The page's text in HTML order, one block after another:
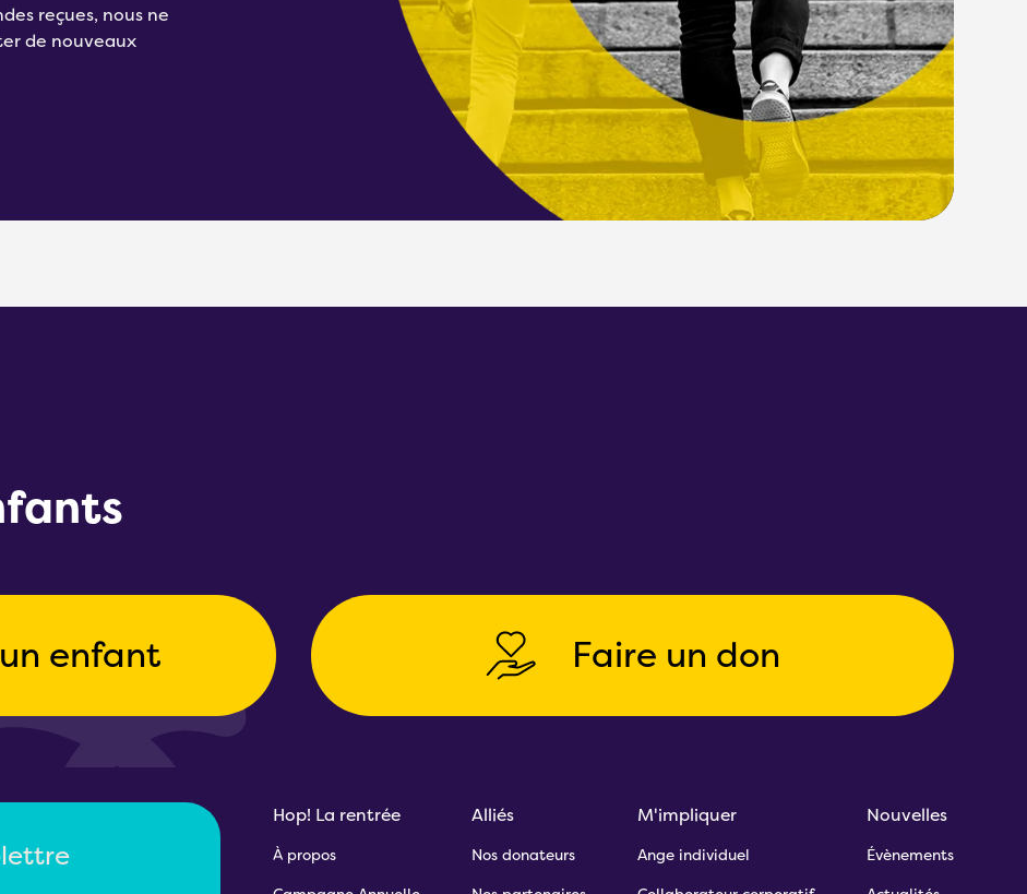
reçues, nous ne
de nouveaux
enfant Faire un don
Hop! La rentrée
À propos
Alliés
Nos donateurs
M'impliquer
Ange individuel
Nouvelles
Évènements